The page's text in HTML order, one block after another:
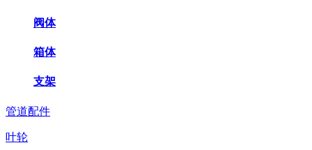
阀体
箱体
支架
管道配件
叶轮